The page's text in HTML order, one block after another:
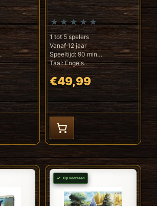
1 tot 5 spelers
Vanaf 12 jaar
Speeltijd: 90 min
Taal: Engels..
€49,99
Op voorraad